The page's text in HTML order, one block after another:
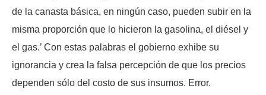
de la canasta básica, en ningún caso, pueden subir en la
misma proporción que lo hicieron la gasolina, el diésel y
el gas.’ Con estas palabras el gobierno exhibe su
ignorancia y crea la falsa percepción de que los precios
dependen sólo del costo de sus insumos. Error.